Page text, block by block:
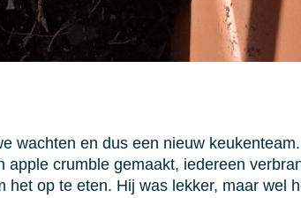
wachten en dus een nieuw
crumble gemaakt, iedereen
het op te eten. Hij was lekker, maar wel